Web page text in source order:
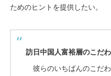
ためのヒントを提供したい。
訪日中国人富裕層のこだ
彼らのいちばんのこだ